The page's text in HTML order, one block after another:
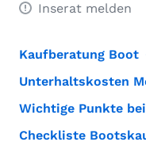
Inserat melden
Kaufberatung Boot
Unterhaltskosten
Wichtige Punkte
Checkliste